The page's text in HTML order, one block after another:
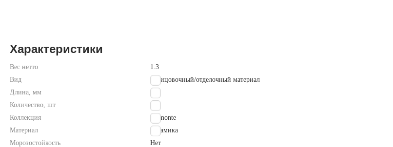
Характеристики
Вес нетто
1.3
Вид
облицовочный/отделочный материал
Длина, мм
Количество, шт
Коллекция
Piemonte
Материал
Керамика
Морозостойкость
Нет